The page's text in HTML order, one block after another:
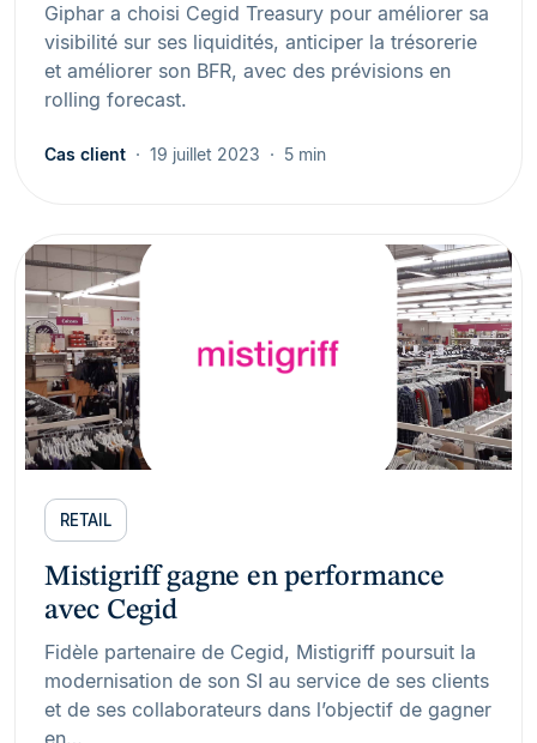
Giphar a choisi Cegid Treasury pour améliorer sa
visibilité sur ses liquidités, anticiper la trésorerie
et améliorer son BFR, avec des prévisions en
rolling forecast.
Cas client 19 juillet 2023 5 min
RETAIL
Mistigriff gagne en performance
avec Cegid
Fidèle partenaire de Cegid, Mistigriff poursuit la
modernisation de son SI au service de ses clients
et de ses collaborateurs dans l’objectif de gagner